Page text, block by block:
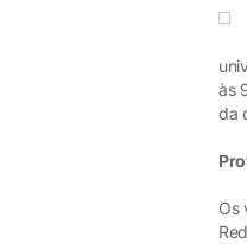
às
da
Os